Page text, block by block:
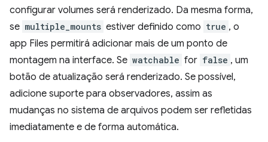
configurar volumes será renderizado. Da mesma forma,
se multiple_mounts estiver definido como true , o
app Files permitirá adicionar mais de um ponto de
montagem na interface. Se watchable for false , um
botão de atualização será renderizado. Se possível,
adicione suporte para observadores, assim as
mudanças no sistema de arquivos podem ser refletidas
imediatamente e de forma automática.